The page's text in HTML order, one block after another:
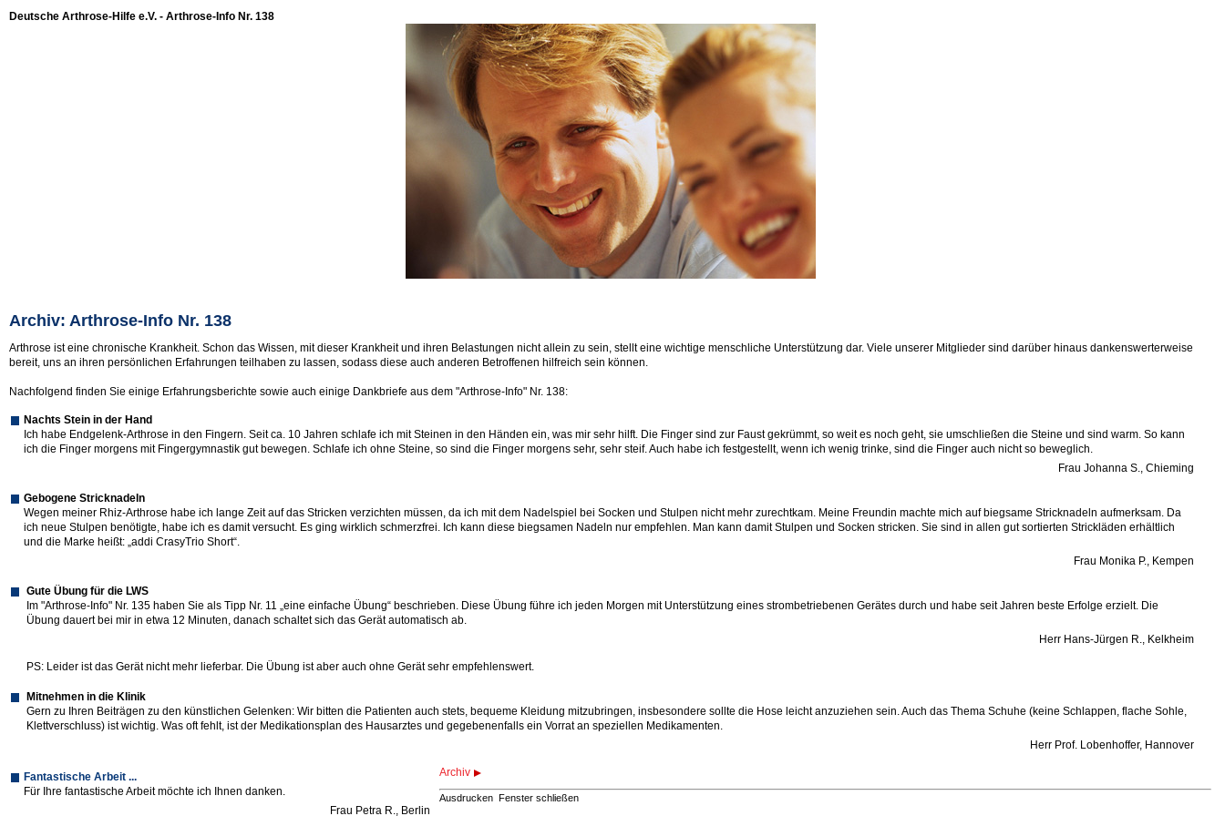
Deutsche Arthrose-Hilfe e.V. - Arthrose-Info Nr. 138
Archiv: Arthrose-Info Nr. 138
Arthrose ist eine chronische Krankheit. Schon das Wissen, mit dieser Krankheit und ihren Belastungen nicht allein zu sein, stellt eine wichtige menschliche Unterstützung dar. Viele unserer Mitglieder sind darüber hinaus dankenswerterweise
bereit, uns an ihren persönlichen Erfahrungen teilhaben zu lassen, sodass diese auch anderen Betroffenen hilfreich sein können.
Nachfolgend finden Sie einige Erfahrungsberichte sowie auch einige Dankbriefe aus dem "Arthrose-Info" Nr. 138:
Nachts Stein in der Hand
Ich habe Endgelenk-Arthrose in den Fingern. Seit ca. 10 Jahren schlafe ich mit Steinen in den Händen ein, was mir sehr hilft. Die Finger sind zur Faust gekrümmt, so weit es noch geht, sie umschließen die Steine und sind warm. So kann
ich die Finger morgens mit Fingergymnastik gut bewegen. Schlafe ich ohne Steine, so sind die Finger morgens sehr, sehr steif. Auch habe ich festgestellt, wenn ich wenig trinke, sind die Finger auch nicht so beweglich.
Frau Johanna S., Chieming
Gebogene Stricknadeln
Wegen meiner Rhiz-Arthrose habe ich lange Zeit auf das Stricken verzichten müssen, da ich mit dem Nadelspiel bei Socken und Stulpen nicht mehr zurechtkam. Meine Freundin machte mich auf biegsame Stricknadeln aufmerksam. Da
ich neue Stulpen benötigte, habe ich es damit versucht. Es ging wirklich schmerzfrei. Ich kann diese biegsamen Nadeln nur empfehlen. Man kann damit Stulpen und Socken stricken. Sie sind in allen gut sortierten Strickläden erhältlich
und die Marke heißt: „addi CrasyTrio Short“.
Frau Monika P., Kempen
Gute Übung für die LWS
Im "Arthrose-Info" Nr. 135 haben Sie als Tipp Nr. 11 „eine einfache Übung“ beschrieben. Diese Übung führe ich jeden Morgen mit Unterstützung eines strombetriebenen Gerätes durch und habe seit Jahren beste Erfolge erzielt. Die
Übung dauert bei mir in etwa 12 Minuten, danach schaltet sich das Gerät automatisch ab.
Herr Hans-Jürgen R., Kelkheim
PS: Leider ist das Gerät nicht mehr lieferbar. Die Übung ist aber auch ohne Gerät sehr empfehlenswert.
Mitnehmen in die Klinik
Gern zu Ihren Beiträgen zu den künstlichen Gelenken: Wir bitten die Patienten auch stets, bequeme Kleidung mitzubringen, insbesondere sollte die Hose leicht anzuziehen sein. Auch das Thema Schuhe (keine Schlappen, flache Sohle,
Klettverschluss) ist wichtig. Was oft fehlt, ist der Medikationsplan des Hausarztes und gegebenenfalls ein Vorrat an speziellen Medikamenten.
Herr Prof. Lobenhoffer, Hannover
Fantastische Arbeit ...
Für Ihre fantastische Arbeit möchte ich Ihnen danken.
Frau Petra R., Berlin
Archiv
Ausdrucken Fenster schließen